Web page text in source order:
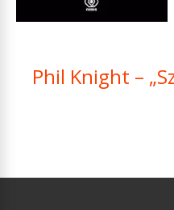
Phil Knight –